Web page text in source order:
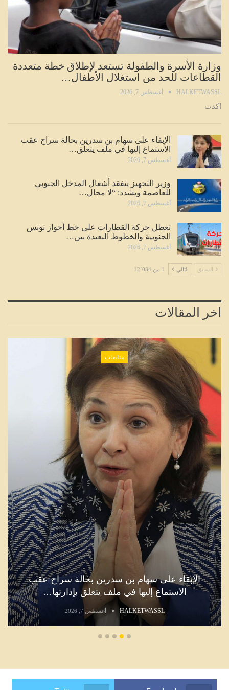
وزارة الأسرة والطفولة تستعد لإطلاق خطة متعددة
القطاعات للحد من استغلال الأطفال…
HALKETWASSL أغسطس 7, 2026
اكدت
الإبقاء على سهام بن سدرين بحالة سراح عقب
الاستماع إليها في ملف يتعلق…
أغسطس 7, 2026
وزير التجهيز يتفقد أشغال المدخل الجنوبي
للعاصمة ويشدد: “لا مجال…
أغسطس 7, 2026
تعطل حركة القطارات على خط أحواز تونس
الجنوبية والخطوط البعيدة بين…
أغسطس 7, 2026
السابق التالي 1 من 12٬034
اخر المقالات
متابعات
الإبقاء على سهام بن سدرين بحالة سراح عقب
الاستماع إليها في ملف يتعلق بإدارتها…
HALKETWASSL أغسطس 7, 2026